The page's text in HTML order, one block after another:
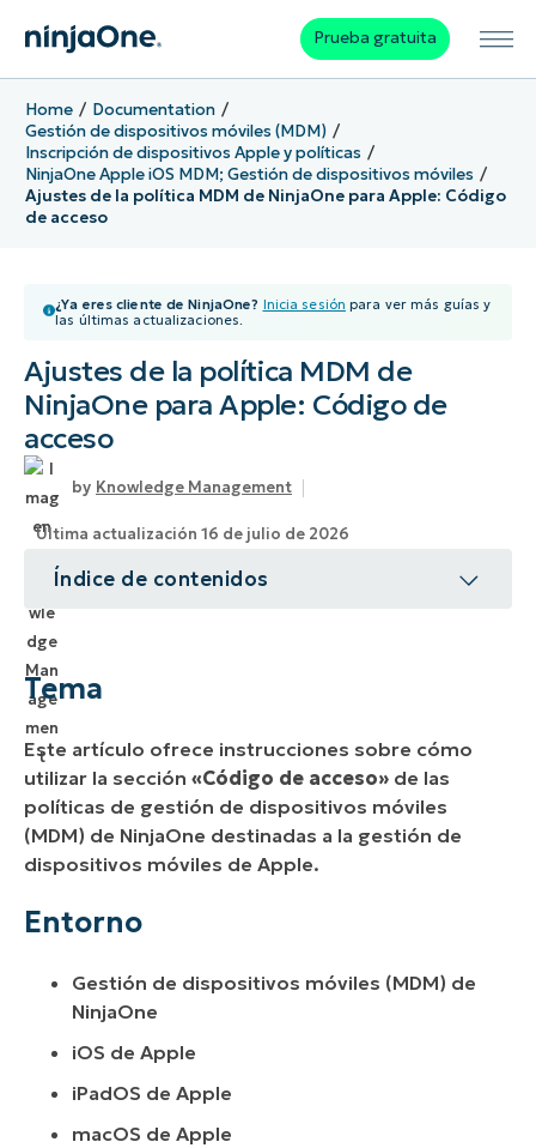
Prueba gratuita
Home
Documentation
Gestión de dispositivos móviles (MDM)
Inscripción de dispositivos Apple y políticas
NinjaOne Apple iOS MDM; Gestión de dispositivos móviles
Ajustes de la política MDM de NinjaOne para Apple: Código
de acceso
¿Ya eres cliente de NinjaOne? Inicia sesión para ver más guías y
las últimas actualizaciones.
Ajustes de la política MDM de
NinjaOne para Apple: Código de
acceso
Knowledge Management
Última actualización 16 de julio de 2026
Índice de contenidos
Recursos adicionales
Tema
Este artículo ofrece instrucciones sobre cómo
utilizar la sección «Código de acceso» de las
políticas de gestión de dispositivos móviles
(MDM) de NinjaOne destinadas a la gestión de
dispositivos móviles de Apple.
Entorno
Gestión de dispositivos móviles (MDM) de
NinjaOne
iOS de Apple
iPadOS de Apple
macOS de Apple